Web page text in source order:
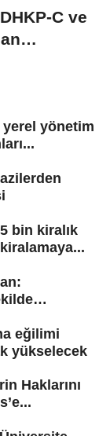
C ve
yerel yönetim
bin kiralık
eğilimi
yükselecek
Haklarını